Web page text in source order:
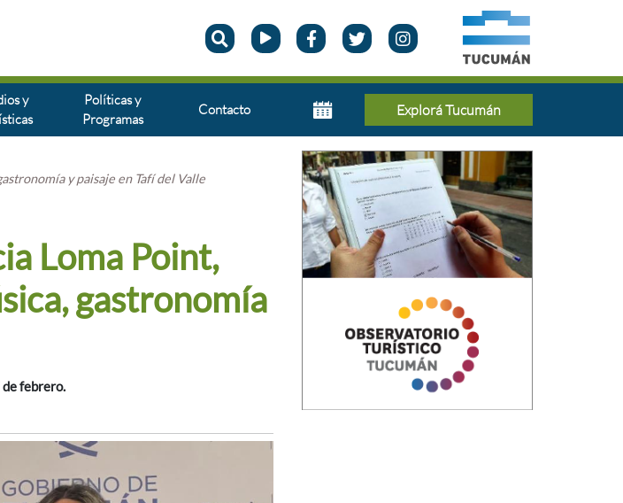
y
Políticas y
Programas
Contacto Explorá Tucumán
y paisaje en Tafí del Valle
Loma Point,
gastronomía
febrero.